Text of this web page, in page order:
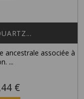
ancestrale associée à
...
€